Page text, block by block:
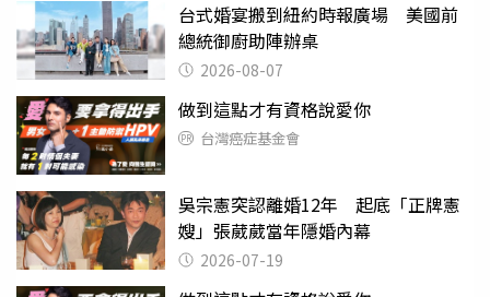
台式婚宴搬到紐約時報廣場 美國前
總統御廚助陣辦桌
2026-08-07
做到這點才有資格說愛你
台灣癌症基金會
吳宗憲突認離婚12年 起底「正牌憲
嫂」張葳葳當年隱婚內幕
2026-07-19